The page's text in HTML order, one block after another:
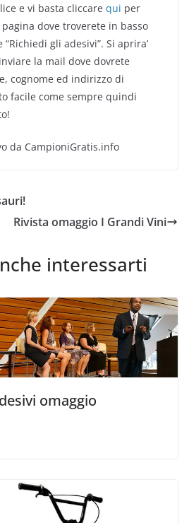
e vi basta cliccare qui per
dove troverete in basso
gli adesivi”. Si aprira’
la mail dove dovrete
cognome ed indirizzo di
facile come sempre quindi
da CampioniGratis.info
Rivista omaggio I Grandi Vini
interessarti
omaggio